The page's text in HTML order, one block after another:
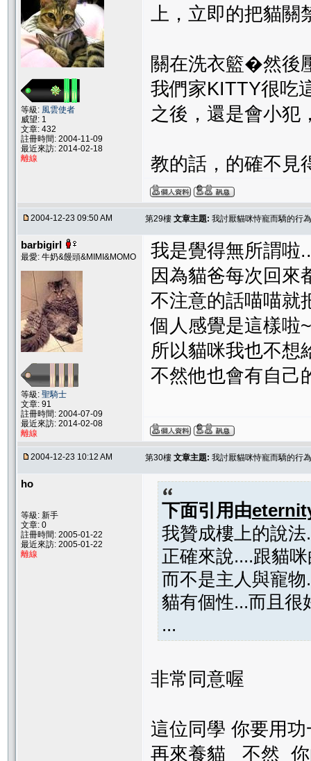
等級: 風雲使者
威望: 1
文章: 432
註冊時間: 2004-11-09
最近來訪: 2014-02-18
離線
上，立即的把貓關
關在洗衣籃�然後
我們家KITTY很吃
之後，還是會小犯
教的話，的確不見
2004-12-23 09:50 AM 第29樓 文章主題: 我討厭貓咪恃寵而驕的行
barbigirl
最愛: 牛奶&饅頭&MIMI&MOMO
等級: 聖騎士
文章: 91
註冊時間: 2004-07-09
最近來訪: 2014-02-08
離線
我是覺得無所謂啦
因為貓爸每次回來
不注意的話喵喵就
個人感覺是這樣啦
所以貓咪我也不想
不然他也會有自己
2004-12-23 10:12 AM 第30樓 文章主題: 我討厭貓咪恃寵而驕的行
ho
等級: 新手
文章: 0
註冊時間: 2005-01-22
最近來訪: 2005-01-22
離線
下面引用由
我贊成樓上的說法
正確來說....跟貓
而不是主人與寵物
貓有個性...而且很
...
非常同意喔
這位同學 你要用
再來養貓 不然 你